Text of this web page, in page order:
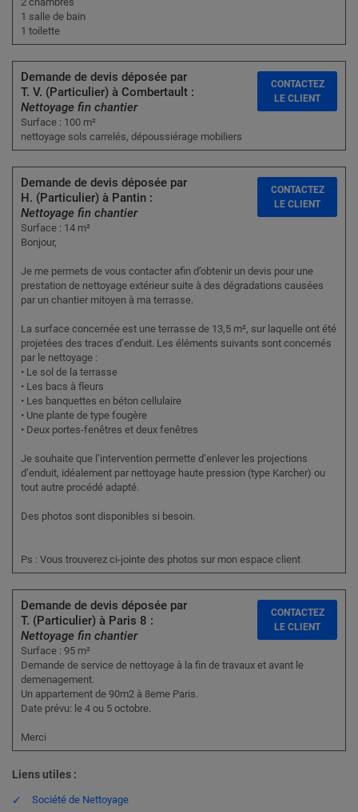
1 salle de bain
1 toilette
Demande de devis déposée par
T. V. (Particulier) à Combertault :
Nettoyage fin chantier
Surface : 100 m²
nettoyage sols carrelés, dépoussiérage mobiliers
CONTACTEZ
LE CLIENT
Demande de devis déposée par
H. (Particulier) à Pantin :
Nettoyage fin chantier
Surface : 14 m²
Bonjour,
Je me permets de vous contacter afin d’obtenir un devis pour une
prestation de nettoyage extérieur suite à des dégradations causées
par un chantier mitoyen à ma terrasse.
La surface concernée est une terrasse de 13,5 m², sur laquelle ont été
projetées des traces d’enduit. Les éléments suivants sont concernés
par le nettoyage :
• Le sol de la terrasse
• Les bacs à fleurs
• Les banquettes en béton cellulaire
• Une plante de type fougère
• Deux portes-fenêtres et deux fenêtres
Je souhaite que l’intervention permette d’enlever les projections
d’enduit, idéalement par nettoyage haute pression (type Karcher) ou
tout autre procédé adapté.
Des photos sont disponibles si besoin.
Ps : Vous trouverez ci-jointe des photos sur mon espace client
CONTACTEZ
LE CLIENT
Demande de devis déposée par
T. (Particulier) à Paris 8 :
Nettoyage fin chantier
Surface : 95 m²
Demande de service de nettoyage à la fin de travaux et avant le
demenagement.
Un appartement de 90m2 à 8eme Paris.
Date prévu: le 4 ou 5 octobre.
Merci
CONTACTEZ
LE CLIENT
Liens utiles :
Société de Nettoyage